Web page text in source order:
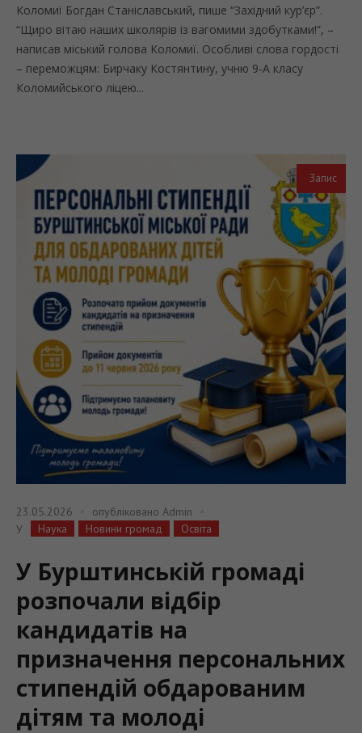
Коломиї Богдан Станіславський, пише “Західний кур’єр”.
“Щиро вітаю наших школярів із вагомими здобутками!”, –
написав міський голова Коломиї. Особливі слова гордості
– переможцям: Бирчаку Костянтину, учню 9-А класу
Коломийського ліцею...
Запис
23.05.2026 опубліковано Admin
У
Наука Новини громад Освіта
У Бурштинській громаді
розпочали відбір
кандидатів на
призначення персональних
стипендій обдарованим
дітям та молоді